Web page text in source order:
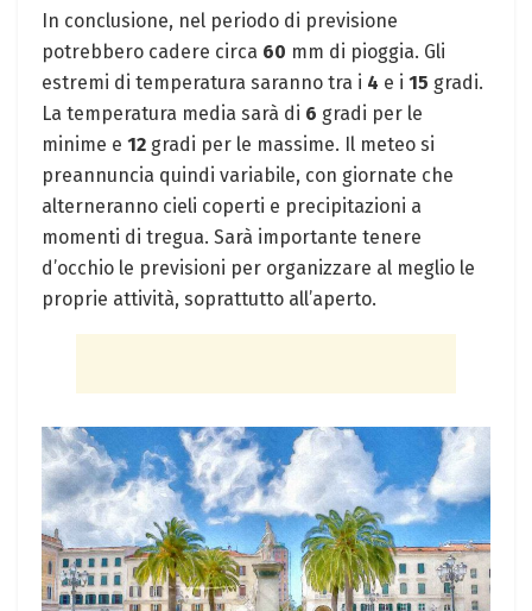
In conclusione, nel periodo di previsione
potrebbero cadere circa 60 mm di pioggia. Gli
estremi di temperatura saranno tra i 4 e i 15 gradi.
La temperatura media sarà di 6 gradi per le
minime e 12 gradi per le massime. Il meteo si
preannuncia quindi variabile, con giornate che
alterneranno cieli coperti e precipitazioni a
momenti di tregua. Sarà importante tenere
d’occhio le previsioni per organizzare al meglio le
proprie attività, soprattutto all’aperto.